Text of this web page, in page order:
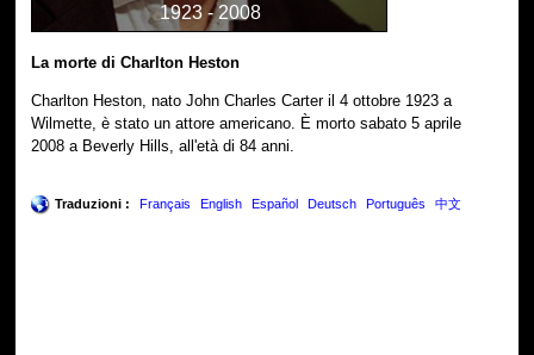
1923 - 2008
La morte di Charlton Heston
Charlton Heston, nato John Charles Carter il 4 ottobre 1923 a
Wilmette, è stato un attore americano. È morto sabato 5 aprile
2008 a Beverly Hills, all'età di 84 anni.
Traduzioni : Français English Español Deutsch Português 中文